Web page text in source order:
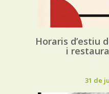
Horaris d’estiu
i
31 de